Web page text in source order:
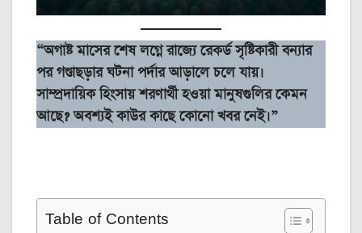
“অগাষ্ট মাসের শেষ লগ্নে রাজ্যে রেকর্ড সৃষ্টিকারী বন্যার
পর গণ্ডাছড়ার ঘটনা পর্দার আড়ালে চলে যায়।
সাম্প্রদায়িক হিংসায় শরণার্থী হওয়া মানুষগুলির কেমন
আছে? অবশ্যই কাউর কাছে কোনো খবর নেই।”
Table of Contents